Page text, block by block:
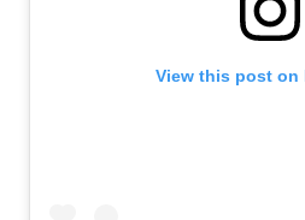
View this post on